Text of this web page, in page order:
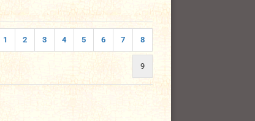
1 2 3 4 5 6 7 8
9